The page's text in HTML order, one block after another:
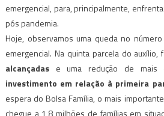
emergencial, para, principalmente,
pós pandemia.
Hoje, observamos uma queda no
emergencial. Na quinta parcela do auxílio,
alcançadase uma redução de mais
investimento em relação à primeira
espera do Bolsa Família, o mais
chegue a 1,8 milhões de famílias em